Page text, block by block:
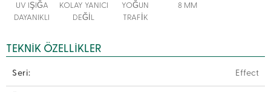
UV IŞIĞA
DAYANIKLI
KOLAY YANICI
DEĞİL
YOĞUN
TRAFİK
8 MM
TEKNIK ÖZELLIKLER
Seri: Effect